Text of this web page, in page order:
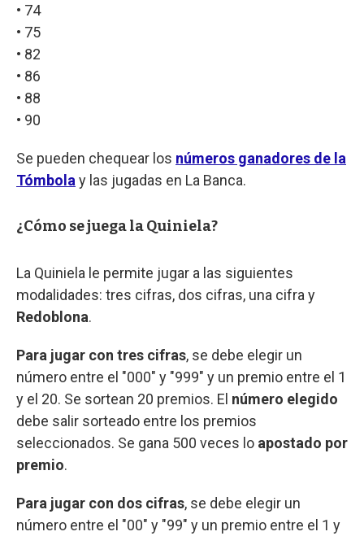
• 74
• 75
• 82
• 86
• 88
• 90
Se pueden chequear los números ganadores de la
Tómbola y las jugadas en La Banca.
¿Cómo se juega la Quiniela?
La Quiniela le permite jugar a las siguientes
modalidades: tres cifras, dos cifras, una cifra y
Redoblona.
Para jugar con tres cifras, se debe elegir un
número entre el "000" y "999" y un premio entre el 1
y el 20. Se sortean 20 premios. El número elegido
debe salir sorteado entre los premios
seleccionados. Se gana 500 veces lo apostado por
premio.
Para jugar con dos cifras, se debe elegir un
número entre el "00" y "99" y un premio entre el 1 y